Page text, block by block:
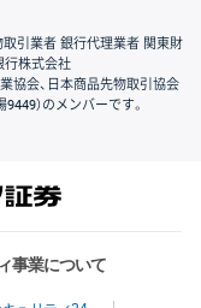
取引業者 銀行代理業者 関東財
行株式会社
協会、日本商品先物取引協会
）のメンバーです。
事業について